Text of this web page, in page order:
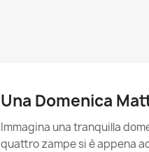
Una Domenica
Immagina una tranquilla
quattro zampe si è appena